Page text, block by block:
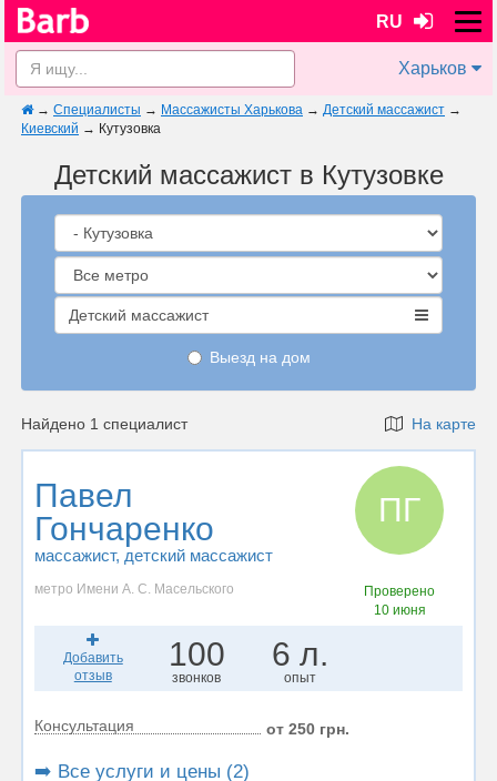
RU
Харьков
→ Специалисты → Массажисты Харькова → Детский массажист →
Киевский → Кутузовка
Детский массажист в Кутузовке
Детский массажист
Выезд на дом
Найдено 1 специалист На карте
Павел
Гончаренко
массажист, детский массажист
ПГ
метро Имени А. С. Масельского
Проверено
10 июня
Добавить
отзыв
100
звонков
6 л.
опыт
Консультация от 250 грн.
➡️ Все услуги и цены (2)